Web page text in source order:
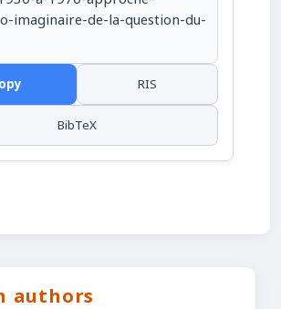
imaginaire-de-la-question-du-
RIS
BibTeX
authors